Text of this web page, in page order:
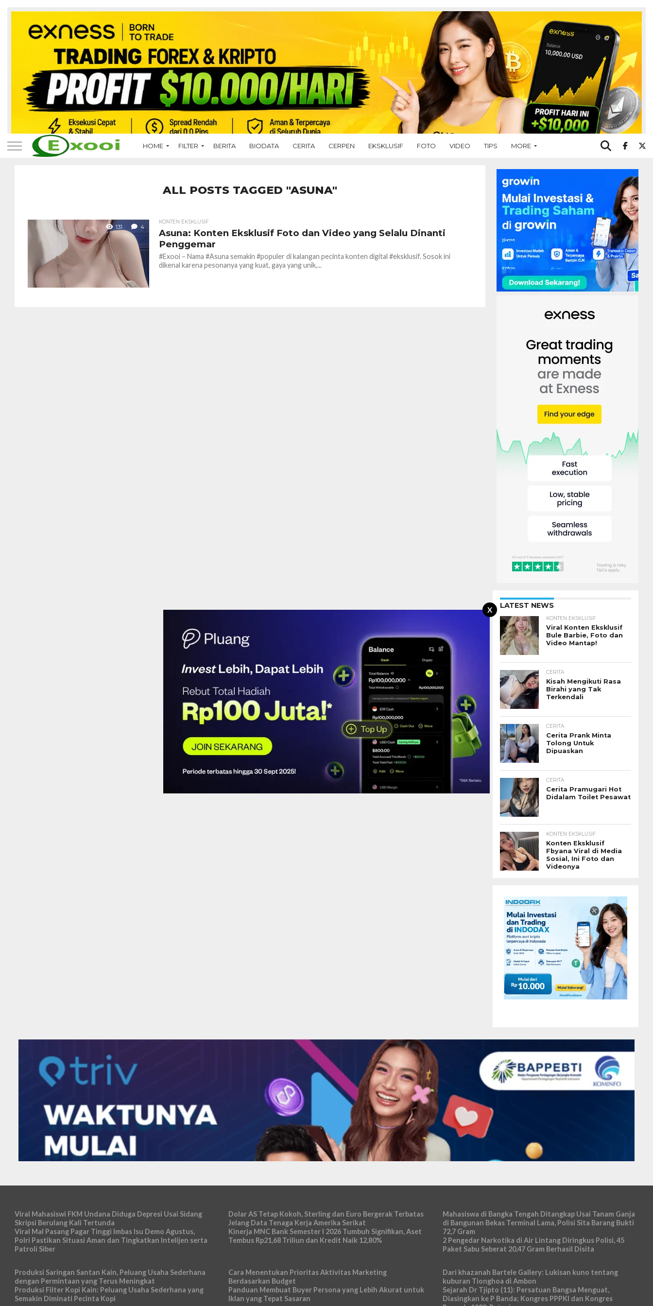
X
HOME FILTER BERITA BIODATA CERITA CERPEN EKSKLUSIF FOTO VIDEO TIPS MORE
ALL POSTS TAGGED "ASUNA"
131 4
KONTEN EKSKLUSIF
Asuna: Konten Eksklusif Foto dan Video yang Selalu Dinanti
Penggemar
#Exooi – Nama #Asuna semakin #populer di kalangan pecinta konten digital #eksklusif. Sosok ini
dikenal karena pesonanya yang kuat, gaya yang unik,...
LATEST NEWS
KONTEN EKSKLUSIF
Viral Konten Eksklusif
Bule Barbie, Foto dan
Video Mantap!
CERITA
Kisah Mengikuti Rasa
Birahi yang Tak
Terkendali
CERITA
Cerita Prank Minta
Tolong Untuk
Dipuaskan
CERITA
Cerita Pramugari Hot
Didalam Toilet Pesawat
KONTEN EKSKLUSIF
Konten Eksklusif
Fbyana Viral di Media
Sosial, Ini Foto dan
Videonya
Viral Mahasiswi FKM Undana Diduga Depresi Usai Sidang
Skripsi Berulang Kali Tertunda
Viral Mal Pasang Pagar Tinggi Imbas Isu Demo Agustus,
Polri Pastikan Situasi Aman dan Tingkatkan Intelijen serta
Patroli Siber
Dolar AS Tetap Kokoh, Sterling dan Euro Bergerak Terbatas
Jelang Data Tenaga Kerja Amerika Serikat
Kinerja MNC Bank Semester I 2026 Tumbuh Signifikan, Aset
Tembus Rp21,68 Triliun dan Kredit Naik 12,80%
Mahasiswa di Bangka Tengah Ditangkap Usai Tanam Ganja
di Bangunan Bekas Terminal Lama, Polisi Sita Barang Bukti
72,7 Gram
2 Pengedar Narkotika di Air Lintang Diringkus Polisi, 45
Paket Sabu Seberat 20,47 Gram Berhasil Disita
Produksi Saringan Santan Kain, Peluang Usaha Sederhana
dengan Permintaan yang Terus Meningkat
Produksi Filter Kopi Kain: Peluang Usaha Sederhana yang
Semakin Diminati Pecinta Kopi
Cara Menentukan Prioritas Aktivitas Marketing
Berdasarkan Budget
Panduan Membuat Buyer Persona yang Lebih Akurat untuk
Iklan yang Tepat Sasaran
Dari khazanah Bartele Gallery: Lukisan kuno tentang
kuburan Tionghoa di Ambon
Sejarah Dr Tjipto (11): Persatuan Bangsa Menguat,
Diasingkan ke P Banda; Kongres PPPKI dan Kongres